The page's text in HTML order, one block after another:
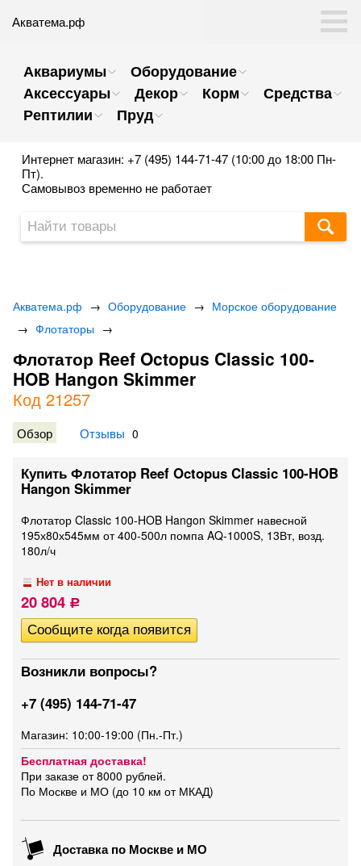
Акватема.рф
Аквариумы
Оборудование
Аксессуары
Декор Корм
Средства
Рептилии
Пруд
Интернет магазин: +7 (495) 144-71-47 (10:00 до 18:00 Пн-
Пт).
Самовывоз временно не работает
Акватема.рф → Оборудование → Морское оборудование
→ Флотаторы →
Флотатор Reef Octopus Classic 100-
HOB Hangon Skimmer
Код 21257
Обзор Отзывы 0
Купить Флотатор Reef Octopus Classic 100-HOB
Hangon Skimmer
Флотатор Classic 100-HOB Hangon Skimmer навесной
195х80х545мм от 400-500л помпа AQ-1000S, 13Вт, возд.
180л/ч
Нет в наличии
20 804 Р
Возникли вопросы?
+7 (495) 144-71-47
Магазин: 10:00-19:00 (Пн.-Пт.)
Бесплатная доставка!
При заказе от 8000 рублей.
По Москве и МО (до 10 км от МКАД)
Доставка по Москве и МО